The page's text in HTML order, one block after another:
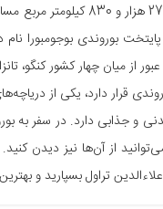
بوروندی بوجومبورا
عبور از میان چهار کشور کنگو،
قرار دارد، یکی از
دارد. در سفر به
از آن‌ها نیز دیدن
تراول بسپارید و